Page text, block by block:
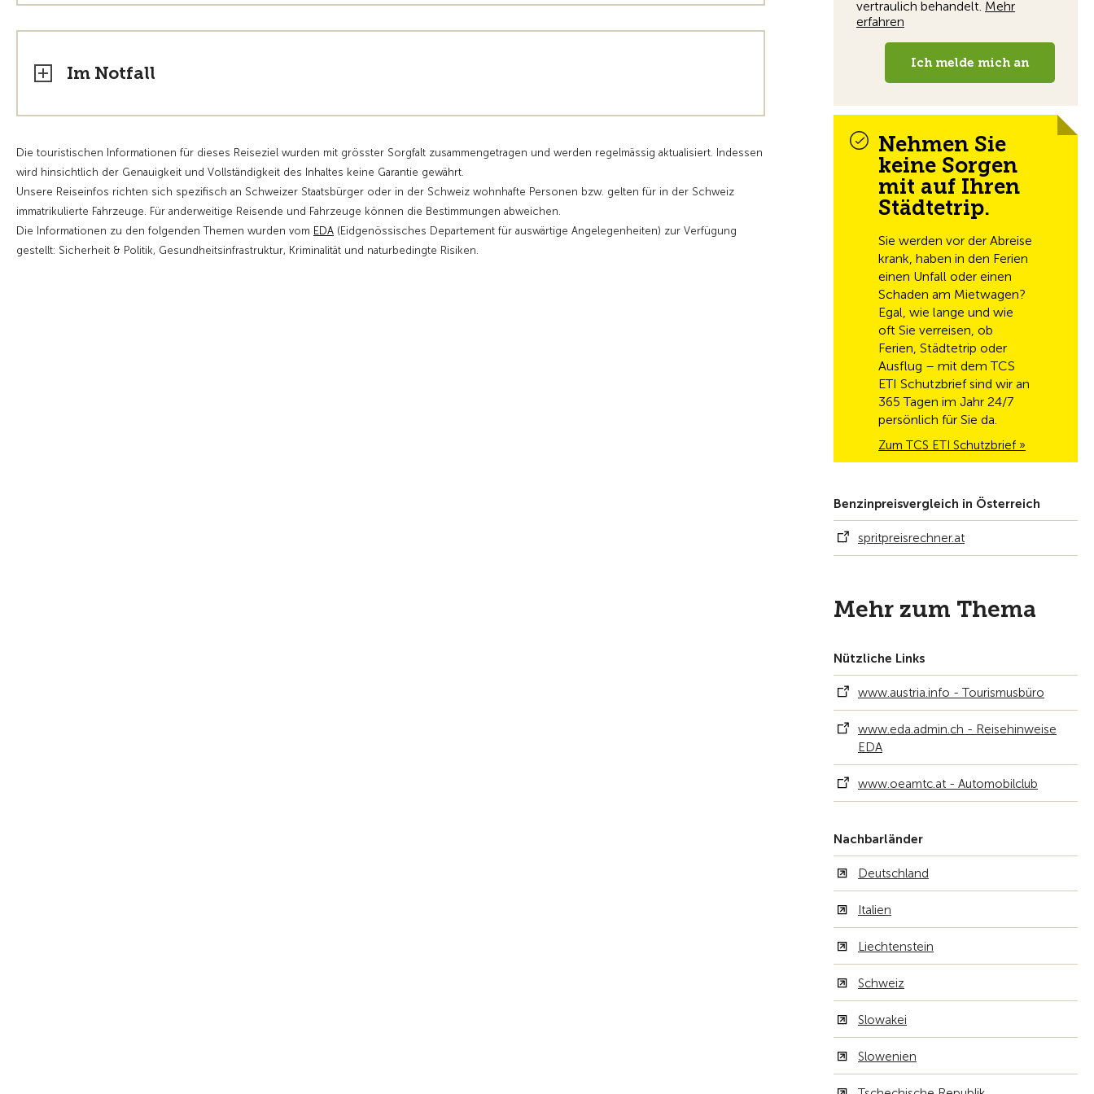
Im Notfall
Die touristischen Informationen für dieses Reiseziel wurden mit grösster Sorgfalt zusammengetragen und werden regelmässig aktualisiert. Indessen
wird hinsichtlich der Genauigkeit und Vollständigkeit des Inhaltes keine Garantie gewährt.
Unsere Reiseinfos richten sich spezifisch an Schweizer Staatsbürger oder in der Schweiz wohnhafte Personen bzw. gelten für in der Schweiz
immatrikulierte Fahrzeuge. Für anderweitige Reisende und Fahrzeuge können die Bestimmungen abweichen.
Die Informationen zu den folgenden Themen wurden vom EDA (Eidgenössisches Departement für auswärtige Angelegenheiten) zur Verfügung
gestellt: Sicherheit & Politik, Gesundheitsinfrastruktur, Kriminalität und naturbedingte Risiken.
Nehmen Sie
keine Sorgen
mit auf Ihren
Städtetrip.
Sie werden vor der Abreise
krank, haben in den Ferien
einen Unfall oder einen
Schaden am Mietwagen?
Egal, wie lange und wie
oft Sie verreisen, ob
Ferien, Städtetrip oder
Ausflug – mit dem TCS
ETI Schutzbrief sind wir an
365 Tagen im Jahr 24/7
persönlich für Sie da.
Zum TCS ETI Schutzbrief »
Benzinpreisvergleich in Österreich
spritpreisrechner.at
Mehr zum Thema
Nützliche Links
www.austria.info - Tourismusbüro
www.eda.admin.ch - Reisehinweise
EDA
www.oeamtc.at - Automobilclub
Nachbarländer
Deutschland
Italien
Liechtenstein
Schweiz
Slowakei
Slowenien